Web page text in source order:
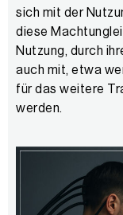
sich mit der
diese
Nutzung, durch
auch mit, etwa
für das weitere
werden.